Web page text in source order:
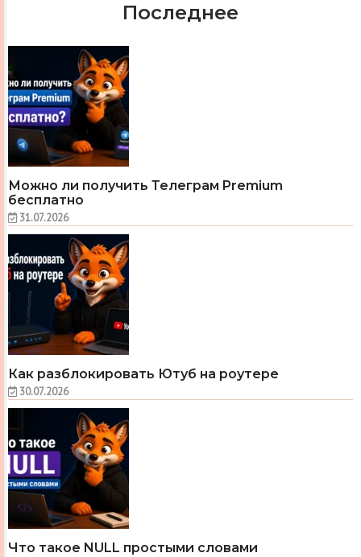
Последнее
Можно ли получить Телеграм Premium
бесплатно
31.07.2026
Как разблокировать Ютуб на роутере
30.07.2026
Что такое NULL простыми словами